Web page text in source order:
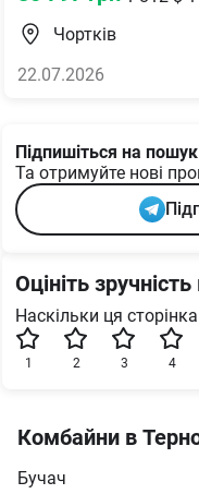
Чортків
22.07.2026
Підпишіться на пошук
Та отримуйте нові
Оцініть
Наскільки ця
4
3
2
1
Комбайни в
Бучач